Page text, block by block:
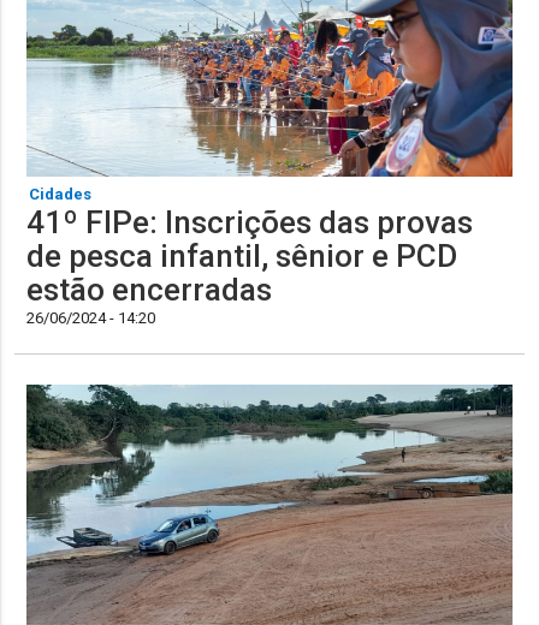
Cidades
41º FIPe: Inscrições das provas
de pesca infantil, sênior e PCD
estão encerradas
26/06/2024 - 14:20